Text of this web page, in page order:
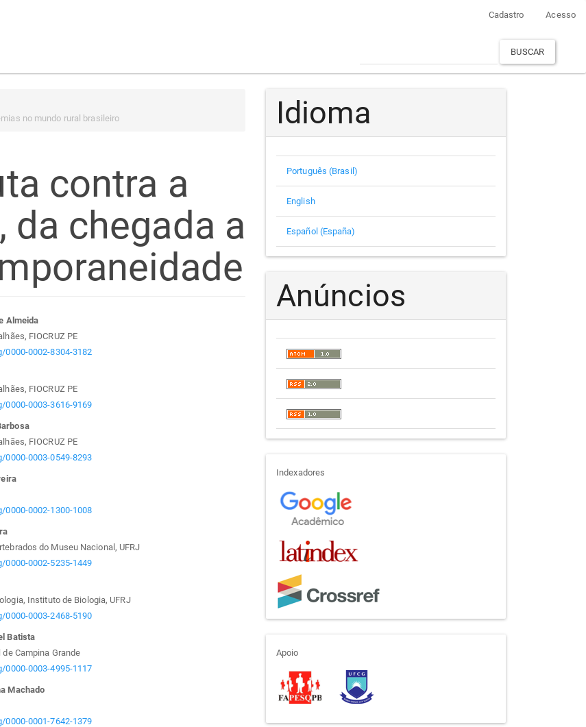
Cadastro Acesso
BUSCAR
no mundo rural brasileiro
contra a
da chegada a
Almeida
FIOCRUZ PE
0000-0002-8304-3182
FIOCRUZ PE
0000-0003-3616-9169
FIOCRUZ PE
0000-0003-0549-8293
0000-0002-1300-1008
do Museu Nacional, UFRJ
0000-0002-5235-1449
Instituto de Biologia, UFRJ
0000-0003-2468-5190
Batista
Campina Grande
0000-0003-4995-1117
Machado
0000-0001-7642-1379
Idioma
Português (Brasil)
English
Español (España)
Anúncios
indexadores
Indexadores
apoio
Apoio